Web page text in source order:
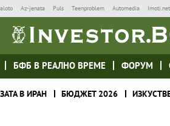
Az-jenata Puls Teenproblem Automedia Imoti.net
БФБ В РЕАЛНО ВРЕМЕ ФОРУМ
В ИРАН БЮДЖЕТ 2026